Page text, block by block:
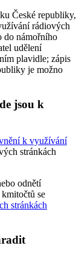
České republiky,
rádiových
do námořního
udělení
plavidle; zápis
je možno
jsou k
k využívání
stránkách
odnětí
se
stránkách